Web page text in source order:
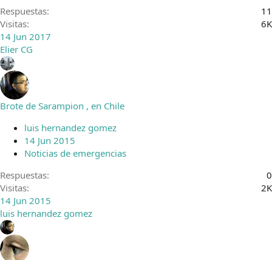
Respuestas
11
Visitas
6K
14 Jun 2017
Elier CG
Brote de Sarampion , en Chile
luis hernandez gomez
14 Jun 2015
Noticias de emergencias
Respuestas
0
Visitas
2K
14 Jun 2015
luis hernandez gomez